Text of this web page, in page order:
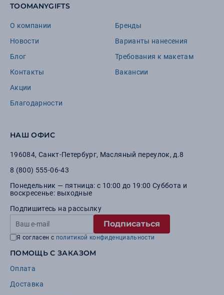
TOOMANYGIFTS
О компании
Новости
Блог
Контакты
Акции
Благодарности
Бренды
Варианты нанесения
Требования к макетам
Вакансии
НАШ ОФИС
196084, Санкт-Петербург, Масляный переулок, д.8
8 (800) 555-06-43
Понедельник — пятница: с 10:00 до 19:00 Суббота и
воскресенье: выходные
Подпишитесь на рассылку
Подписаться
Я согласен с политикой конфиденциальности
ПОМОЩЬ С ЗАКАЗОМ
Оплата
Доставка